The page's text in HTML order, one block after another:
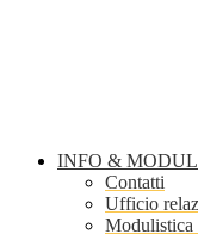
INFO &
Contatti
Ufficio
Modulistica